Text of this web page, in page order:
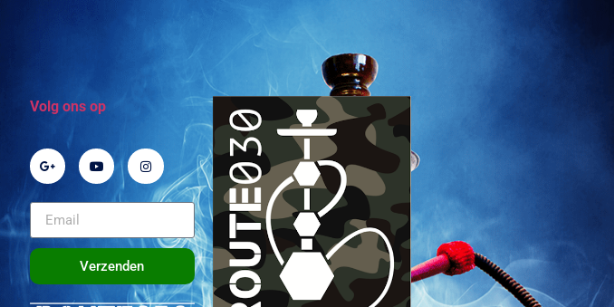
Volg ons op
Verzenden